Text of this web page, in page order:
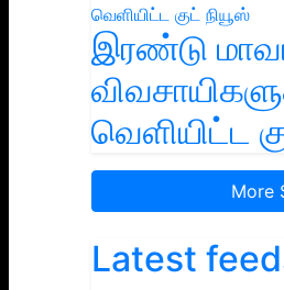
இரண்டு
வெளியிட்ட
More
Latest